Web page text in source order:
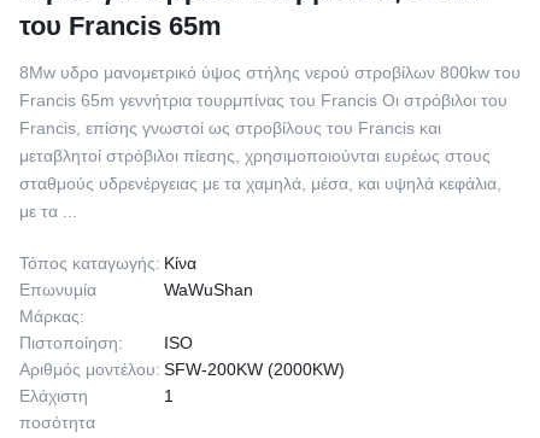
του Francis 65m
8Mw υδρο μανομετρικό ύψος στήλης νερού στροβίλων 800kw του
Francis 65m γεννήτρια τουρμπίνας του Francis Οι στρόβιλοι του
Francis, επίσης γνωστοί ως στροβίλους του Francis και
μεταβλητοί στρόβιλοι πίεσης, χρησιμοποιούνται ευρέως στους
σταθμούς υδρενέργειας με τα χαμηλά, μέσα, και υψηλά κεφάλια,
με τα ...
Τόπος καταγωγής: Κίνα
Επωνυμία
Μάρκας:
WaWuShan
Πιστοποίηση:
ISO
Αριθμός μοντέλου: SFW-200KW (2000KW)
Ελάχιστη
ποσότητα
1